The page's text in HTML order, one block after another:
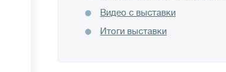
Видео с выставки
Итоги выставки
очистка — сточных воды
твердых отходов